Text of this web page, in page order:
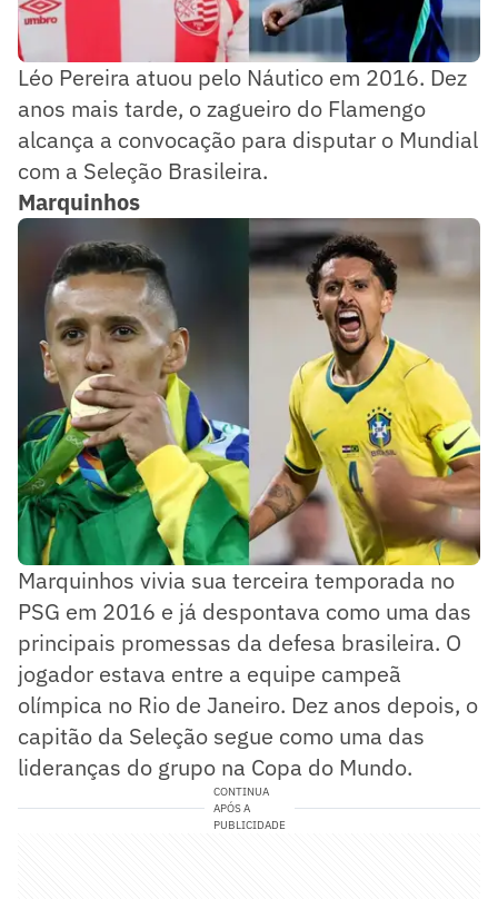
Léo Pereira atuou pelo Náutico em 2016. Dez
anos mais tarde, o zagueiro do Flamengo
alcança a convocação para disputar o Mundial
com a Seleção Brasileira.
Marquinhos
Marquinhos vivia sua terceira temporada no
PSG em 2016 e já despontava como uma das
principais promessas da defesa brasileira. O
jogador estava entre a equipe campeã
olímpica no Rio de Janeiro. Dez anos depois, o
capitão da Seleção segue como uma das
lideranças do grupo na Copa do Mundo.
CONTINUA
APÓS A
PUBLICIDADE